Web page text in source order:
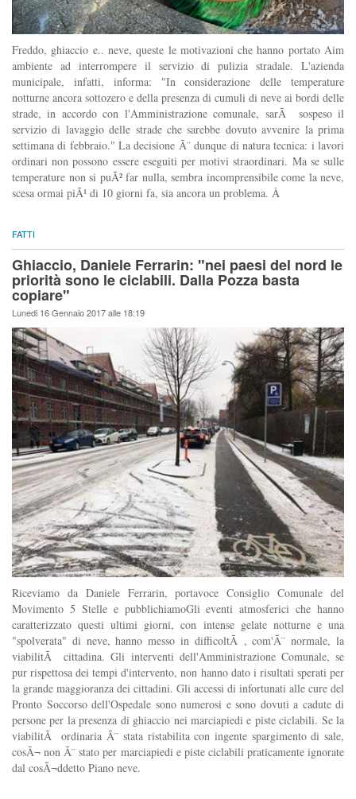
Freddo, ghiaccio e.. neve, queste le motivazioni che hanno portato Aim
ambiente ad interrompere il servizio di pulizia stradale. L'azienda
municipale, infatti, informa: "In considerazione delle temperature
notturne ancora sottozero e della presenza di cumuli di neve ai bordi delle
strade, in accordo con l'Amministrazione comunale, sarÃ sospeso il
servizio di lavaggio delle strade che sarebbe dovuto avvenire la prima
settimana di febbraio." La decisione Ã¨ dunque di natura tecnica: i lavori
ordinari non possono essere eseguiti per motivi straordinari. Ma se sulle
temperature non si puÃ² far nulla, sembra incomprensibile come la neve,
scesa ormai piÃ¹ di 10 giorni fa, sia ancora un problema. Â
FATTI
Ghiaccio, Daniele Ferrarin: "nei paesi del nord le
priorità sono le ciclabili. Dalla Pozza basta
copiare"
Lunedi 16 Gennaio 2017 alle 18:19
Riceviamo da Daniele Ferrarin, portavoce Consiglio Comunale del
Movimento 5 Stelle e pubblichiamoGli eventi atmosferici che hanno
caratterizzato questi ultimi giorni, con intense gelate notturne e una
"spolverata" di neve, hanno messo in difficoltÃ , com'Ã¨ normale, la
viabilitÃ cittadina. Gli interventi dell'Amministrazione Comunale, se
pur rispettosa dei tempi d'intervento, non hanno dato i risultati sperati per
la grande maggioranza dei cittadini. Gli accessi di infortunati alle cure del
Pronto Soccorso dell'Ospedale sono numerosi e sono dovuti a cadute di
persone per la presenza di ghiaccio nei marciapiedi e piste ciclabili. Se la
viabilitÃ ordinaria Ã¨ stata ristabilita con ingente spargimento di sale,
cosÃ¬ non Ã¨ stato per marciapiedi e piste ciclabili praticamente ignorate
dal cosÃ¬ddetto Piano neve.